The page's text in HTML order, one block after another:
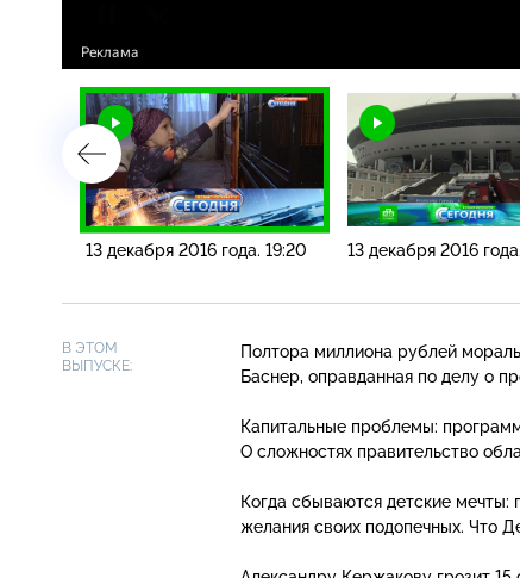
13 декабря 2016 года. 19:20 13 декабря 2016
В ЭТОМ
ВЫПУСКЕ:
Полтора миллиона рублей
Баснер, оправданная по делу о
Капитальные проблемы:
О сложностях правительство
Когда сбываются детские мечты:
желания своих подопечных. Что